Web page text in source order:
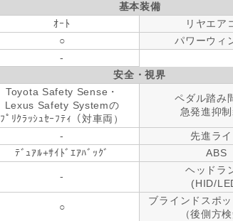
基本装備
ｵｰﾄ リヤエア
○ パワーウィ
-
安全・視界
Toyota Safety Sense・
Lexus Safety Systemの
ﾌﾟﾘｸﾗｯｼｭｾｰﾌﾃｨ（対車両）
ペダル踏み
急発進抑
- 先進ライ
ﾃﾞｭｱﾙ+ｻｲﾄﾞｴｱﾊﾞｯｸﾞ ABS
-
ヘッドラ
(HID/
○
ブラインドスポ
（後側方検